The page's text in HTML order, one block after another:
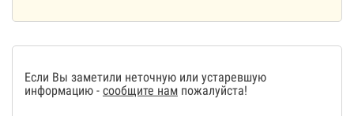
Если Вы заметили неточную или устаревшую
информацию - сообщите нам пожалуйста!